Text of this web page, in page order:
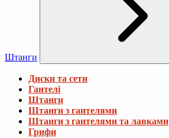
Штанги
Диски та сети
Гантелі
Штанги
Штанги з гантелями
Штанги з гантелями та лавками
Грифи